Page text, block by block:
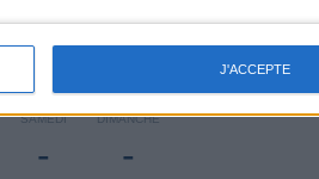
J'ACCEPTE
SAMEDI
-
DIMANCHE
-